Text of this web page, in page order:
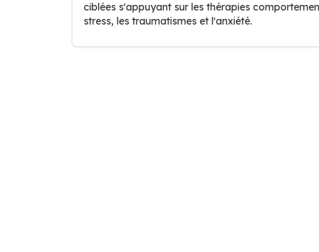
ciblées s'appuyant sur les thérapies
stress, les traumatismes et l'anxiété.